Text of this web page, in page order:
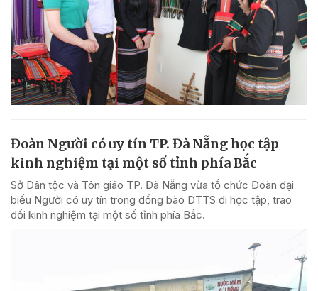
Đoàn Người có uy tín TP. Đà Nẵng học tập
kinh nghiệm tại một số tỉnh phía Bắc
Sở Dân tộc và Tôn giáo TP. Đà Nẵng vừa tổ chức Đoàn đại
biểu Người có uy tín trong đồng bào DTTS đi học tập, trao
đổi kinh nghiệm tại một số tỉnh phía Bắc.